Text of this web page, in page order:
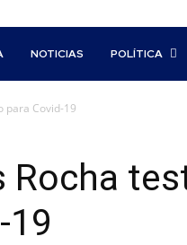
NOTICIAS POLÍTICA
para Covid-19
Rocha
19